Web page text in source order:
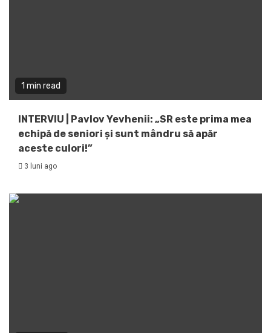
1 min read
INTERVIU | Pavlov Yevhenii: „SR este prima mea
echipă de seniori și sunt mândru să apăr
aceste culori!”
3 luni ago